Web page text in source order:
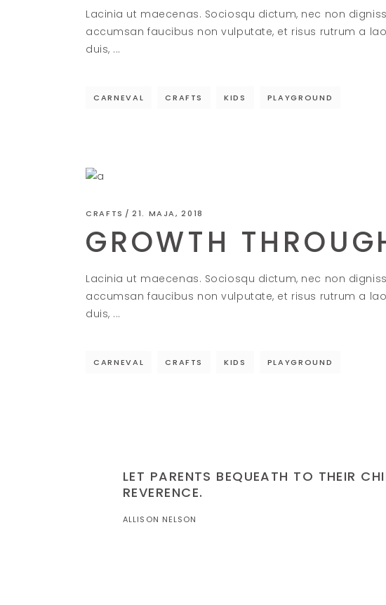
Lacinia ut maecenas. Sociosqu dictum, nec non
accumsan faucibus non vulputate, et risus rutrum a
duis,
CARNEVAL CRAFTS KIDS PLAYGROUND
CRAFTS 21. MAJA, 2018
GROWTH
Lacinia ut maecenas. Sociosqu dictum, nec non
accumsan faucibus non vulputate, et risus rutrum a
duis,
CARNEVAL CRAFTS KIDS PLAYGROUND
LET PARENTS BEQUEATH TO THEIR
REVERENCE.
ALLISON NELSON